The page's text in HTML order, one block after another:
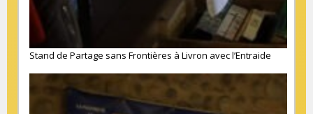
Stand de Partage sans Frontières à Livron avec l’Entraide